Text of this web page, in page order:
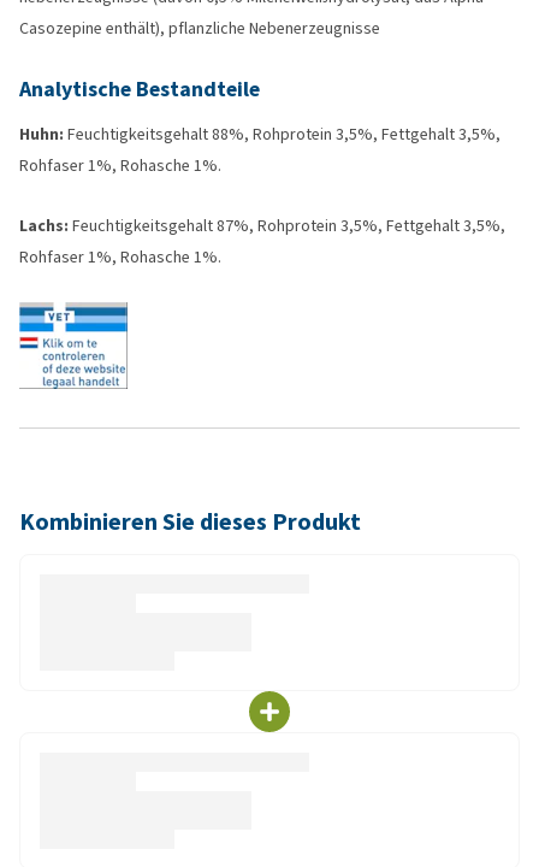
Casozepine enthält), pflanzliche Nebenerzeugnisse
Analytische Bestandteile
Huhn: Feuchtigkeitsgehalt 88%, Rohprotein 3,5%, Fettgehalt 3,5%,
Rohfaser 1%, Rohasche 1%.
Lachs: Feuchtigkeitsgehalt 87%, Rohprotein 3,5%, Fettgehalt 3,5%,
Rohfaser 1%, Rohasche 1%.
Kombinieren Sie dieses Produkt